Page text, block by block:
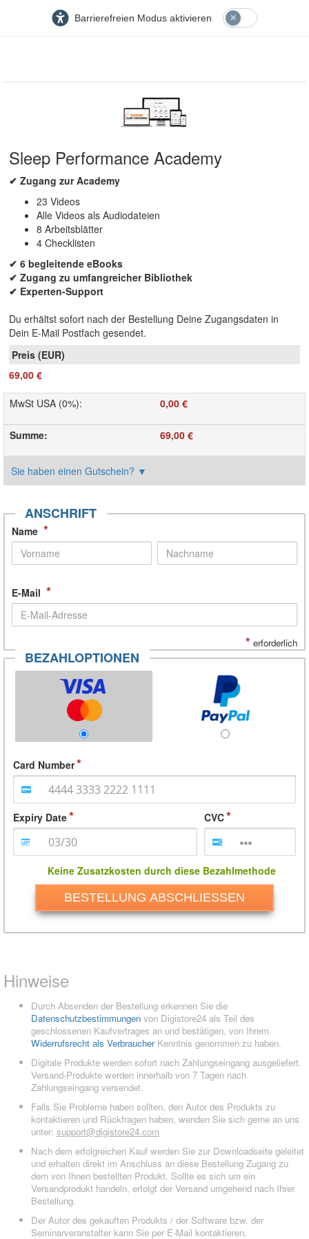
Barrierefreien Modus aktivieren
Sleep Performance Academy
✔ Zugang zur Academy
23 Videos
Alle Videos als Audiodateien
8 Arbeitsblätter
4 Checklisten
✔ 6 begleitende eBooks
✔ Zugang zu umfangreicher Bibliothek
✔ Experten-Support
Du erhältst sofort nach der Bestellung Deine Zugangsdaten in
Dein E-Mail Postfach gesendet.
69,00 €
MwSt USA (0%): 0,00 €
Summe: 69,00 €
Sie haben einen Gutschein? ▼
ANSCHRIFT
Name *
E-Mail *
* erforderlich
BEZAHLOPTIONEN
Card Number
Expiry Date CVC
Keine Zusatzkosten durch diese Bezahlmethode
BESTELLUNG ABSCHLIESSEN
Hinweise
Durch Absenden der Bestellung erkennen Sie die
Datenschutzbestimmungen von Digistore24 als Teil des
geschlossenen Kaufvertrages an und bestätigen, von Ihrem
Widerrufsrecht als VerbraucherKenntnis genommen zu haben.
Digitale Produkte werden sofort nach Zahlungseingang ausgeliefert.
Versand-Produkte werden innerhalb von 7 Tagen nach
Zahlungseingang versendet.
Falls Sie Probleme haben sollten, den Autor des Produkts zu
kontaktieren und Rückfragen haben, wenden Sie sich gerne an uns
unter: support@digistore24.com
Nach dem erfolgreichen Kauf werden Sie zur Downloadseite geleitet
und erhalten direkt im Anschluss an diese Bestellung Zugang zu
dem von Ihnen bestellten Produkt. Sollte es sich um ein
Versandprodukt handeln, erfolgt der Versand umgehend nach Ihrer
Bestellung.
Der Autor des gekauften Produkts / der Software bzw. der
Seminarveranstalter kann Sie per E-Mail kontaktieren.